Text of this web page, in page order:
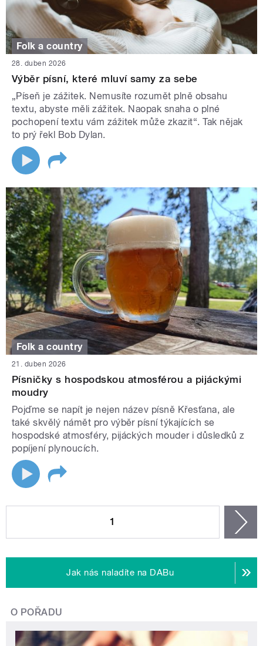
Folk a country
28. duben 2026
Výběr písní, které mluví samy za sebe
„Píseň je zážitek. Nemusíte rozumět plně obsahu
textu, abyste měli zážitek. Naopak snaha o plné
pochopení textu vám zážitek může zkazit“. Tak nějak
to prý řekl Bob Dylan.
Folk a country
21. duben 2026
Písničky s hospodskou atmosférou a pijáckými
moudry
Pojďme se napít je nejen název písně Křesťana, ale
také skvělý námět pro výběr písní týkajících se
hospodské atmosféry, pijáckých mouder i důsledků z
popíjení plynoucích.
1
Jak nás naladíte na DABu
O POŘADU